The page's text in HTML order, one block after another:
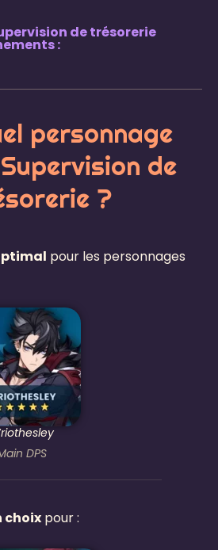
de trésorerie
:
personnage
de
?
pour les personnages
DPS
choix pour :